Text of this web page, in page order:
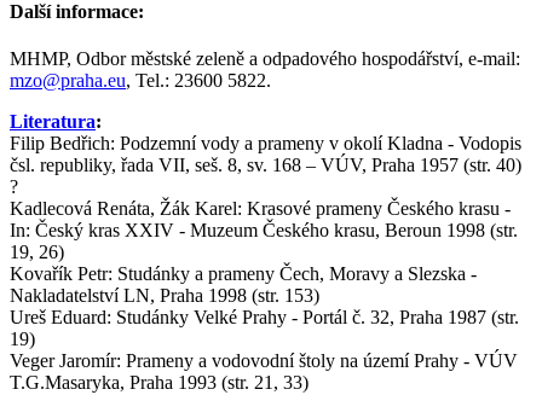
Další informace:
MHMP, Odbor městské zeleně a odpadového hospodářství, e-mail:
mzo@praha.eu, Tel.: 23600 5822.
Literatura:
Filip Bedřich: Podzemní vody a prameny v okolí Kladna - Vodopis
čsl. republiky, řada VII, seš. 8, sv. 168 – VÚV, Praha 1957 (str. 40)
?
Kadlecová Renáta, Žák Karel: Krasové prameny Českého krasu -
In: Český kras XXIV - Muzeum Českého krasu, Beroun 1998 (str.
19, 26)
Kovařík Petr: Studánky a prameny Čech, Moravy a Slezska -
Nakladatelství LN, Praha 1998 (str. 153)
Ureš Eduard: Studánky Velké Prahy - Portál č. 32, Praha 1987 (str.
19)
Veger Jaromír: Prameny a vodovodní štoly na území Prahy - VÚV
T.G.Masaryka, Praha 1993 (str. 21, 33)